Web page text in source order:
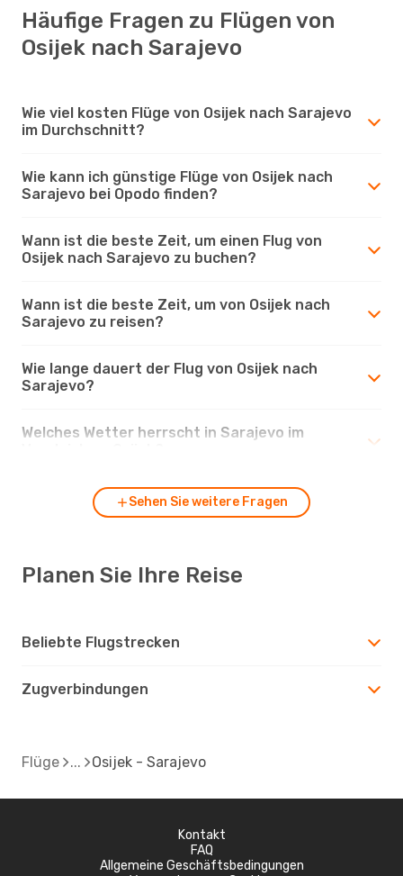
Häufige Fragen zu Flügen von
Osijek nach Sarajevo
Wie viel kosten Flüge von Osijek nach Sarajevo
im Durchschnitt?
Wie kann ich günstige Flüge von Osijek nach
Sarajevo bei Opodo finden?
Wann ist die beste Zeit, um einen Flug von
Osijek nach Sarajevo zu buchen?
Wann ist die beste Zeit, um von Osijek nach
Sarajevo zu reisen?
Wie lange dauert der Flug von Osijek nach
Sarajevo?
Welches Wetter herrscht in Sarajevo im
Sehen Sie weitere Fragen
Planen Sie Ihre Reise
Beliebte Flugstrecken
Zugverbindungen
Flüge Osijek - Sarajevo
Kontakt
FAQ
Allgemeine Geschäftsbedingungen